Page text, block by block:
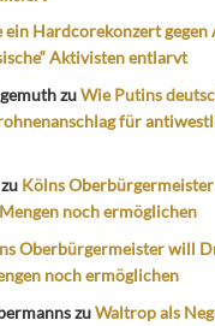
ein Hardcorekonzert
Aktivisten entlarvt
zuWie Putins
für
zu Kölns
noch ermöglichen
Oberbürgermeister will
noch ermöglichen
zuWaltrop als